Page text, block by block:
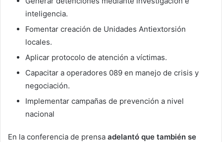
inteligencia.
Fomentar creación de Unidades Antiextorsión
locales.
Aplicar protocolo de atención a víctimas.
Capacitar a operadores 089 en manejo de crisis y
negociación.
Implementar campañas de prevención a nivel
nacional
En la conferencia de prensa adelantó que también se